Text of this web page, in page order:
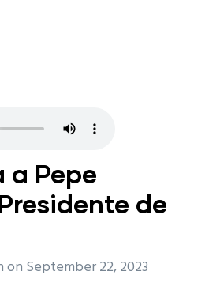
a Pepe
de
on September 22, 2023